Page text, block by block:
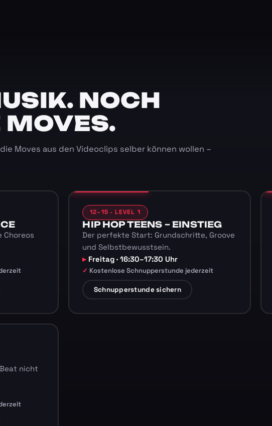
NOCH
MOVES.
Moves aus den Videoclips selber können wollen –
12–15 · LEVEL 1
HIP HOP TEENS – EINSTIEG
Der perfekte Start: Grundschritte, Groove
und Selbstbewusstsein.
Freitag · 16:30–17:30 Uhr
Kostenlose Schnupperstunde jederzeit
Schnupperstunde sichern
nicht